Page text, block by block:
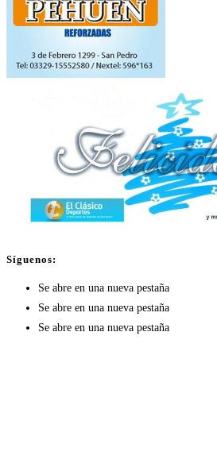
Síguenos:
Se abre en una nueva pestaña
Se abre en una nueva pestaña
Se abre en una nueva pestaña